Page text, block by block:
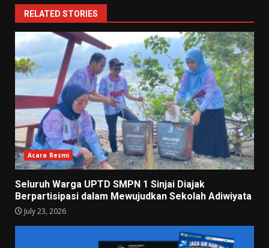
RELATED STORIES
Acara Resmi
Seluruh Warga UPTD SMPN 1 Sinjai Diajak
Berpartisipasi dalam Mewujudkan Sekolah Adiwiyata
July 23, 2026